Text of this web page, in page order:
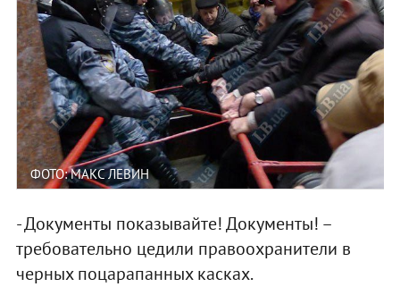
ФОТО: МАКС ЛЕВИН
- Документы показывайте! Документы! –
требовательно цедили правоохранители в
черных поцарапанных касках.